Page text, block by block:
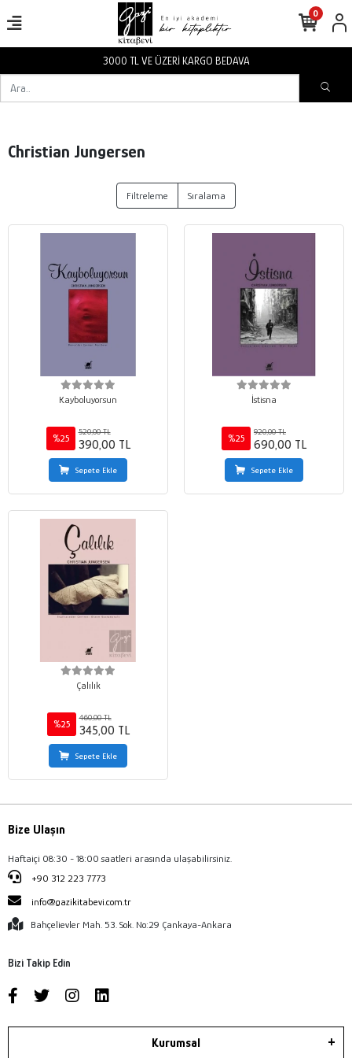
3000 TL VE ÜZERİ KARGO BEDAVA
0
Christian Jungersen
Filtreleme Sıralama
Kayboluyorsun
%25
520,00 TL
390,00 TL
Sepete Ekle
İstisna
%25
920,00 TL
690,00 TL
Sepete Ekle
Çalılık
%25
460,00 TL
345,00 TL
Sepete Ekle
Bize Ulaşın
Haftaiçi 08:30 - 18:00 saatleri arasında ulaşabilirsiniz.
+90 312 223 7773
info@gazikitabevi.com.tr
Bahçelievler Mah. 53. Sok. No:29 Çankaya-Ankara
Bizi Takip Edin
Kurumsal